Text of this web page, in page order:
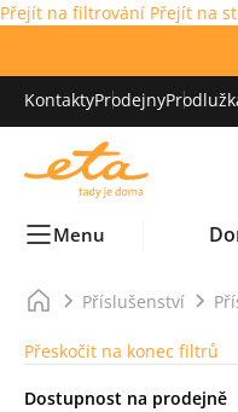
Přejít na filtrování Přejít na
KontaktyProdejny
Menu
Příslušenství
Přeskočit na konec filtrů
Dostupnost na prodejně